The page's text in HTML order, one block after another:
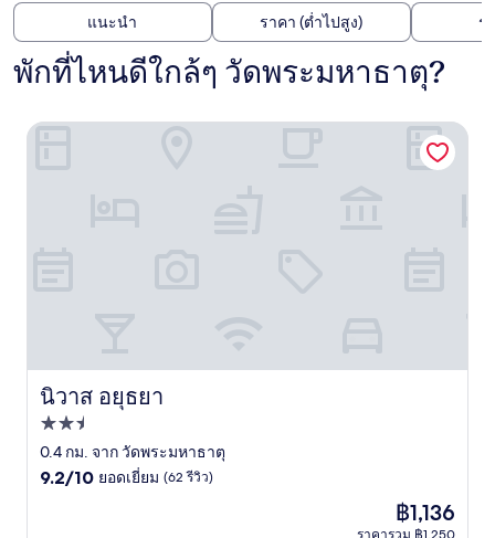
แนะนำ ราคา (ต่ำไปสูง) ร
พักที่ไหนดีใกล้ๆ วัดพระมหาธาตุ?
นิวาส อยุธยา
นิวาส อยุธยา
ที่พัก
2.5
ดาว
0.4 กม. จาก วัดพระมหาธาตุ
9.2
9.2/10 ยอดเยี่ยม (62 รีวิว)
ราคา
ปัจจุบัน
฿1,136
นิวาส อยุธยา